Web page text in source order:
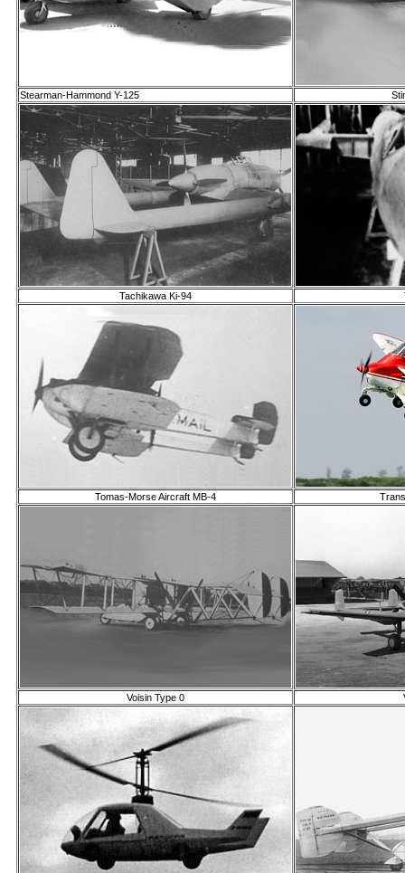
Stearman-Hammond Y-125
Tachikawa Ki-94
Tomas-Morse Aircraft МВ-4
Voisin Type 0